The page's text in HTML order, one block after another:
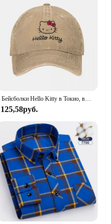
Бейсболки Hello Kitty в Токио, винтажные потертые головные уборы для мужчин и женщин, уличные тренировочные регулируемые кепки, головной убор
125,58руб.